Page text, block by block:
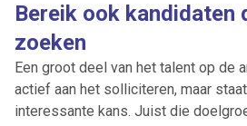
Bereik ook kandidaten
zoeken
Een groot deel van het talent op de
actief aan het solliciteren, maar
interessante kans. Juist die